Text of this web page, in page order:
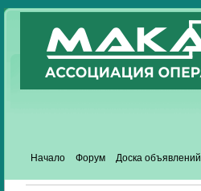
Начало Форум Доска объявлений